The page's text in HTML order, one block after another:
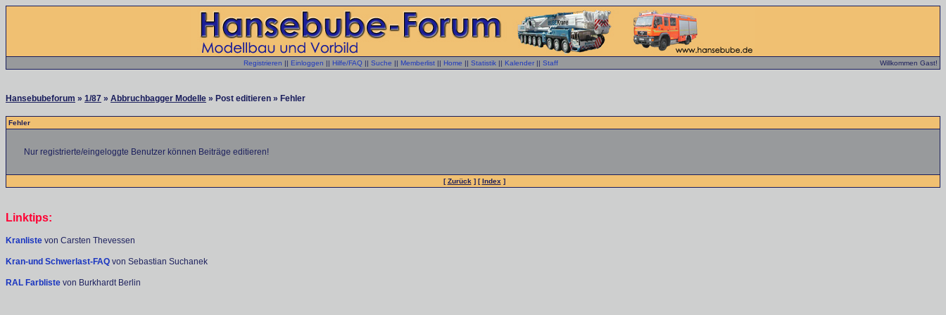
Registrieren || Einloggen || Hilfe/FAQ || Suche || Memberlist || Home || Statistik || Kalender || Staff Willkommen Gast!
Hansebubeforum » 1/87 » Abbruchbagger Modelle » Post editieren » Fehler
Fehler
Nur registrierte/eingeloggte Benutzer können Beiträge editieren!
[Zurück ] [Index ]
Linktips:
Kranliste von Carsten Thevessen
Kran-und Schwerlast-FAQ von Sebastian Suchanek
RAL Farbliste von Burkhardt Berlin